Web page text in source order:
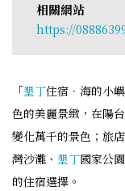
相關網站
https://
「墾丁住宿．海的小
色的美麗景緻，在陽
變化萬千的景色；旅
灣沙灘、 墾丁國家公
的住宿選擇。